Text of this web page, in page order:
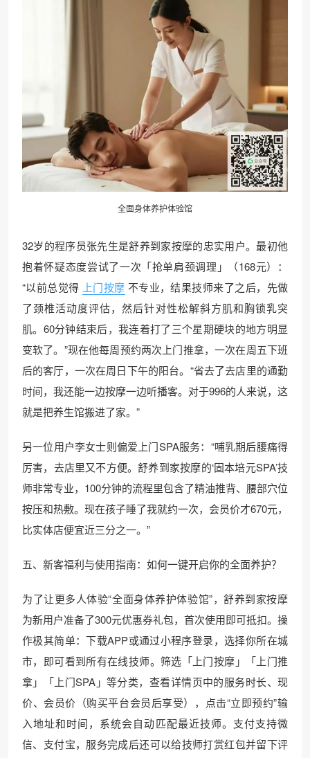
全面身体养护体验馆
32岁的程序员张先生是舒养到家按摩的忠实用户。最初他
抱着怀疑态度尝试了一次「抢单肩颈调理」（168元）：
“以前总觉得 上门按摩 不专业，结果技师来了之后，先做
了颈椎活动度评估，然后针对性松解斜方肌和胸锁乳突
肌。60分钟结束后，我连着打了三个星期硬块的地方明显
变软了。”现在他每周预约两次上门推拿，一次在周五下班
后的客厅，一次在周日下午的阳台。“省去了去店里的通勤
时间，我还能一边按摩一边听播客。对于996的人来说，这
就是把养生馆搬进了家。”
另一位用户李女士则偏爱上门SPA服务：“哺乳期后腰痛得
厉害，去店里又不方便。舒养到家按摩的‘固本培元SPA’技
师非常专业，100分钟的流程里包含了精油推背、腰部穴位
按压和热敷。现在孩子睡了我就约一次，会员价才670元，
比实体店便宜近三分之一。”
五、新客福利与使用指南：如何一键开启你的全面养护？
为了让更多人体验“全面身体养护体验馆”，舒养到家按摩
为新用户准备了300元优惠券礼包，首次使用即可抵扣。操
作极其简单：下载APP或通过小程序登录，选择你所在城
市，即可看到所有在线技师。筛选「上门按摩」「上门推
拿」「上门SPA」等分类，查看详情页中的服务时长、现
价、会员价（购买平台会员后享受），点击“立即预约”输
入地址和时间，系统会自动匹配最近技师。支付支持微
信、支付宝，服务完成后还可以给技师打赏红包并留下评